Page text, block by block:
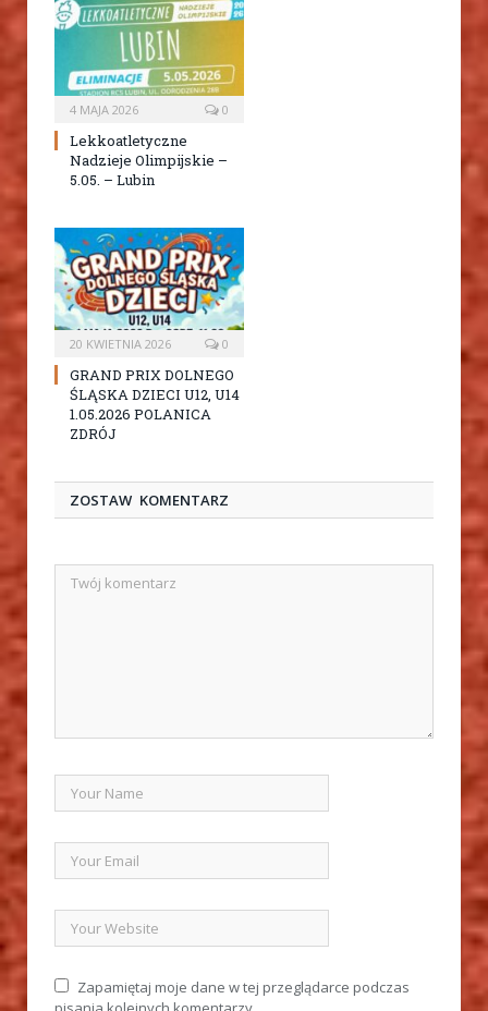
4 MAJA 2026 0
Lekkoatletyczne
Nadzieje Olimpijskie –
5.05. – Lubin
20 KWIETNIA 2026 0
GRAND PRIX DOLNEGO
ŚLĄSKA DZIECI U12, U14
1.05.2026 POLANICA
ZDRÓJ
ZOSTAW KOMENTARZ
Zapamiętaj moje dane w tej przeglądarce podczas